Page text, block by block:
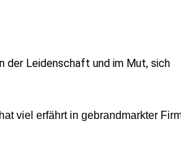
der Leidenschaft und im Mut, sich
viel erfährt in gebrandmarkter